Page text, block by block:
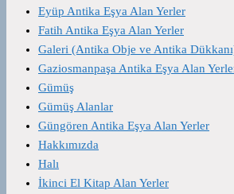
Eyüp Antika Eşya Alan Yerler
Fatih Antika Eşya Alan Yerler
Galeri (Antika Obje ve Antika
Gaziosmanpaşa Antika Eşya Alan
Gümüş
Gümüş Alanlar
Güngören Antika Eşya Alan Yerler
Hakkımızda
Halı
İkinci El Kitap Alan Yerler